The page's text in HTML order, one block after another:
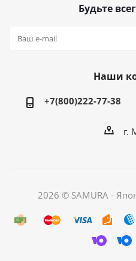
Будьте
Наши
+7(800)222-77-38
г.
2026 © SAMURA -